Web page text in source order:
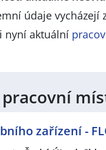
údaje vycházejí
nyní aktuální
zařízení -